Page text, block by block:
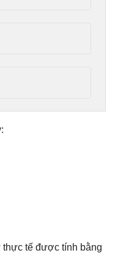
thực tế được tính bằng